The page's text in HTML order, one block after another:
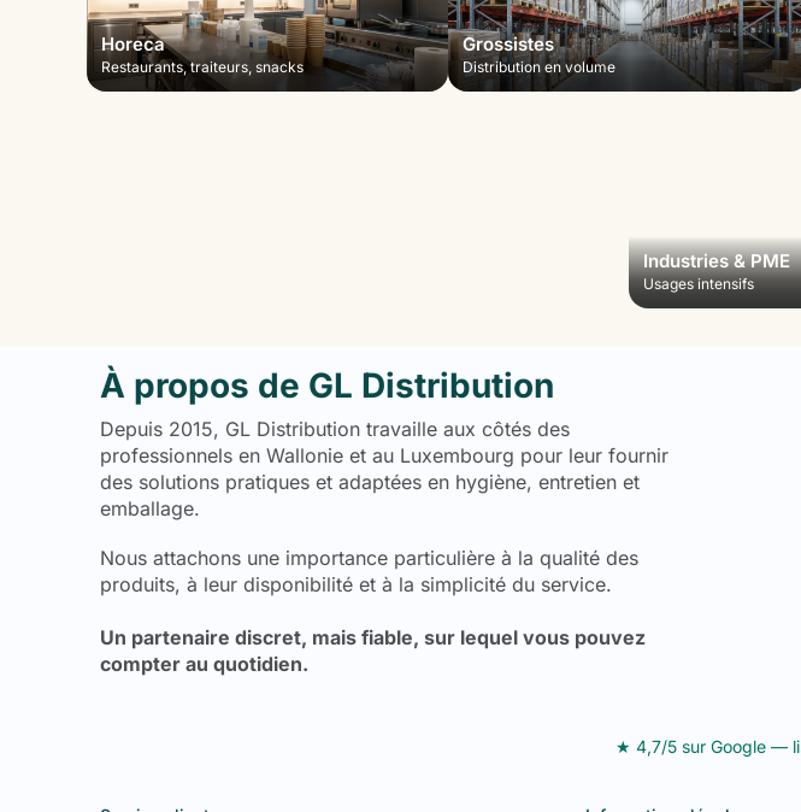
Horeca
Restaurants, traiteurs, snacks
Grossistes
Distribution en volume
Industries & PME
Usages intensifs
À propos de GL Distribution
Depuis 2015, GL Distribution travaille aux côtés des
professionnels en Wallonie et au Luxembourg pour leur fournir
des solutions pratiques et adaptées en hygiène, entretien et
emballage.
Nous attachons une importance particulière à la qualité des
produits, à leur disponibilité et à la simplicité du service.
Un partenaire discret, mais fiable, sur lequel vous pouvez
compter au quotidien.
★ 4,7/5 sur Google —